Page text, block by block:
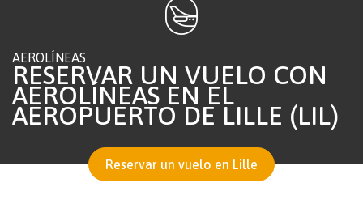
AEROLÍNEAS
RESERVAR UN VUELO CON
AEROLÍNEAS EN EL
AEROPUERTO DE LILLE (LIL)
Reservar un vuelo en Lille